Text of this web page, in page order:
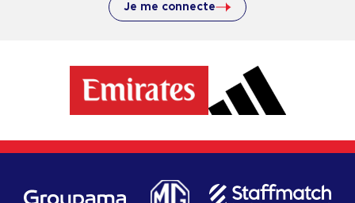
Je me connecte